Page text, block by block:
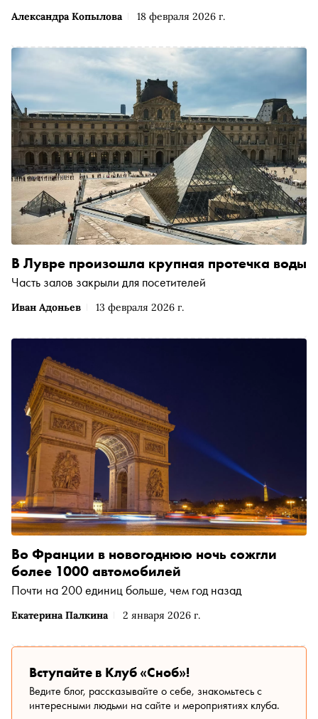
Александра Копылова 18 февраля 2026 г.
Иван Адоньев 13 февраля 2026 г.
В Лувре произошла крупная протечка воды
Часть залов закрыли для посетителей
Екатерина Палкина 2 января 2026 г.
Во Франции в новогоднюю ночь сожгли
более 1000 автомобилей
Почти на 200 единиц больше, чем год назад
Вступайте в Клуб «Сноб»!
Ведите блог, рассказывайте о себе, знакомьтесь с
интересными людьми на сайте и мероприятиях клуба.